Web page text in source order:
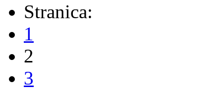
Stranica:
1
2
3